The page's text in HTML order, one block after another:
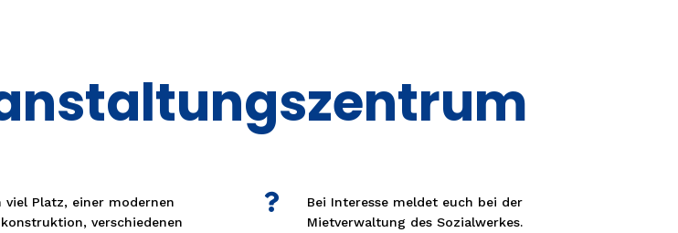
viel Platz, einer modernen
verschiedenen

Bei Interesse meldet euch bei der
Mietverwaltung des Sozialwerkes.